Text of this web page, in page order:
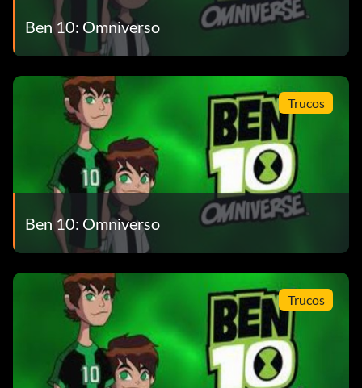
Ben 10: Omniverso
Trucos
Ben 10: Omniverso
Trucos